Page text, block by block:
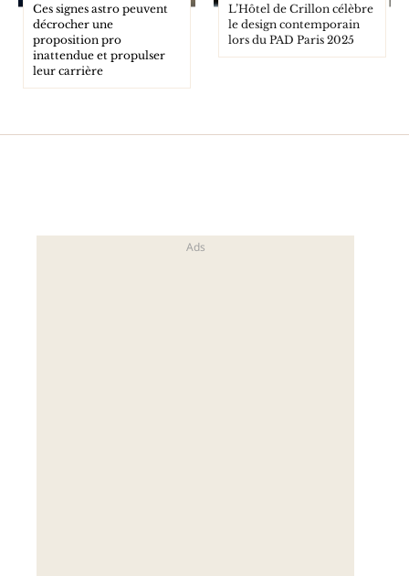
Ces signes astro peuvent
décrocher une
proposition pro
inattendue et propulser
leur carrière
L’Hôtel de Crillon célèbre
le design contemporain
lors du PAD Paris 2025